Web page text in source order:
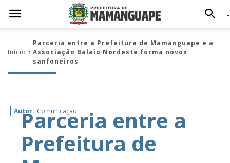
Início
Parceria entre a Prefeitura de Mamanguape e a
Associação Balaio Nordeste forma novos
sanfoneiros
Autor: Comunicação
Parceria entre a
Prefeitura de